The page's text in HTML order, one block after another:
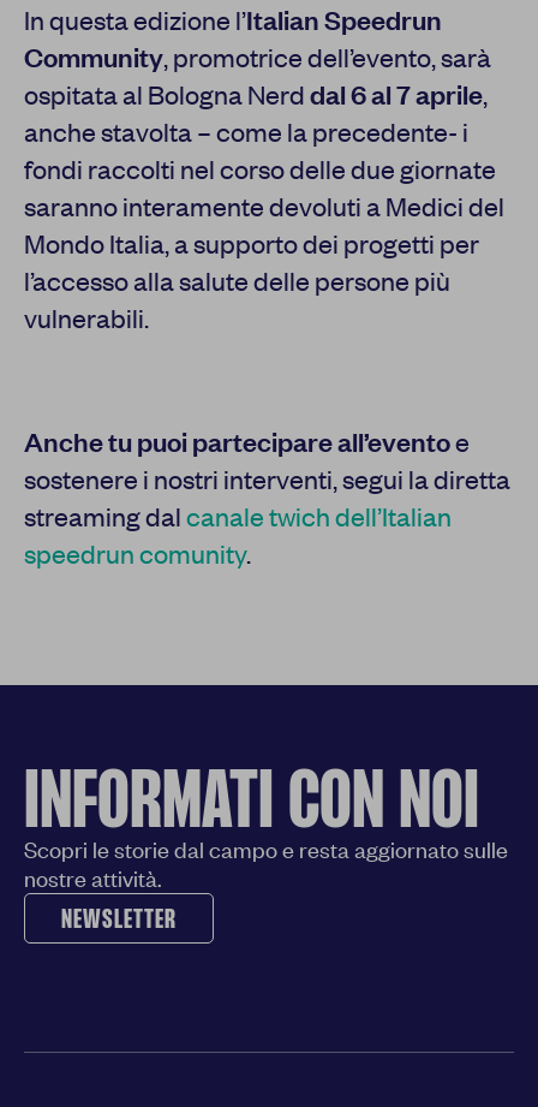
In questa edizione l’Italian Speedrun
Community, promotrice dell’evento, sarà
ospitata al Bologna Nerddal 6 al 7 aprile,
anche stavolta – come la precedente- i
fondi raccolti nel corso delle due giornate
saranno interamente devoluti a Medici del
Mondo Italia, a supporto dei progetti per
l’accesso alla salute delle persone più
vulnerabili.
Anche tu puoi partecipare all’eventoe
sostenere i nostri interventi, segui la diretta
streaming dalcanale twich dell’Italian
speedrun comunity.
INFORMATI CON NOI
Scopri le storie dal campo e resta aggiornato sulle
nostre attività.
NEWSLETTER